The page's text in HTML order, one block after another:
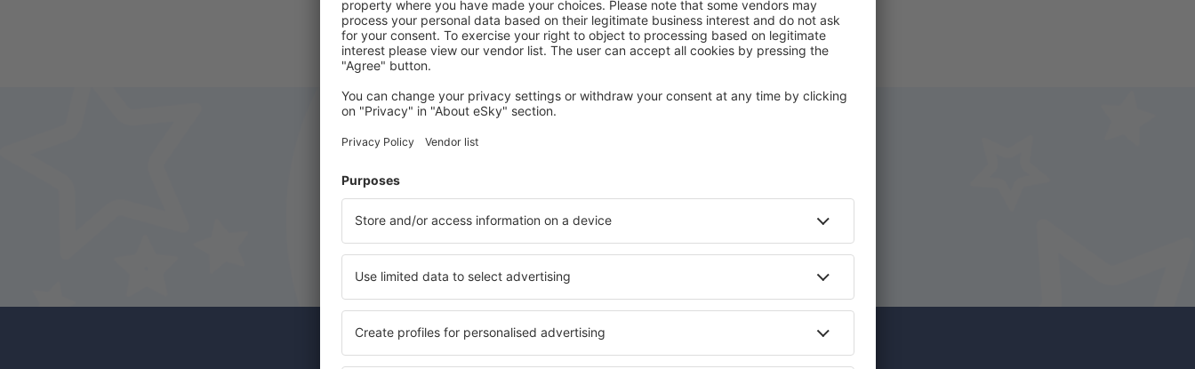
Til toppen av siden
eskytravel.no!
Sjekk